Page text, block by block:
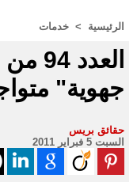
الرئيسية > خدمات
جهوية"
حقائق بريس
السبت 5 فبراير 2011